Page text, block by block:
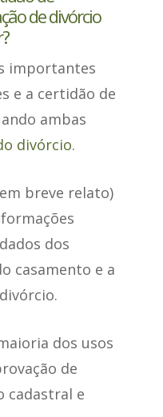
de divórcio
importantes
e a certidão de
ambas
divórcio.
breve relato)
dos
casamento e a
dos usos
de
cadastral e